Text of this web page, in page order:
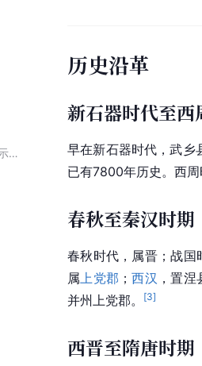
武乡县现代农业产业示范区
历史沿革
新石器时代至西
早在新石器时代，武乡
已有7800年历史。西
春秋至秦汉时期
春秋时代，属晋；战国
属 上党郡 ；西汉 ，置
并州 上党郡。 [3]
西晋至隋唐时期